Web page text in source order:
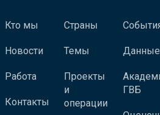
Кто мы
Новости
Работа
Контакты
Страны
Темы
Проекты
и
операции
Данные
ГВБ